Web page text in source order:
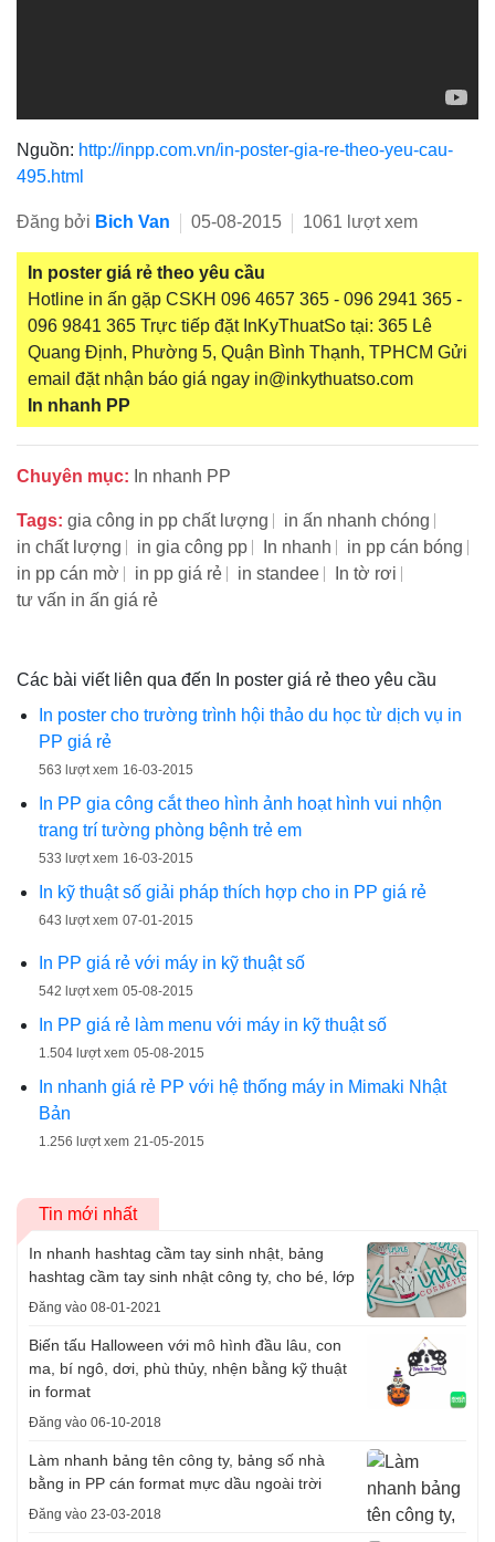
Nguồn: http://inpp.com.vn/in-poster-gia-re-theo-yeu-cau-
495.html
Đăng bởi Bich Van 05-08-2015 1061 lượt xem
In poster giá rẻ theo yêu cầu
Hotline in ấn gặp CSKH 096 4657 365 - 096 2941 365 -
096 9841 365 Trực tiếp đặt InKyThuatSo tại: 365 Lê
Quang Định, Phường 5, Quận Bình Thạnh, TPHCM Gửi
email đặt nhận báo giá ngay in@inkythuatso.com
In nhanh PP
Chuyên mục: In nhanh PP
Tags: gia công in pp chất lượng
in ấn nhanh chóng
in chất lượng
in gia công pp In nhanh
in pp cán bóng
in pp cán mờ
in pp giá rẻ in standee
In tờ rơi
tư vấn in ấn giá rẻ
Các bài viết liên qua đến In poster giá rẻ theo yêu cầu
In poster cho trường trình hội thảo du học từ dịch vụ in
PP giá rẻ
563 lượt xem 16-03-2015
In PP gia công cắt theo hình ảnh hoạt hình vui nhộn
trang trí tường phòng bệnh trẻ em
533 lượt xem 16-03-2015
In kỹ thuật số giải pháp thích hợp cho in PP giá rẻ
643 lượt xem 07-01-2015
In PP giá rẻ với máy in kỹ thuật số
542 lượt xem 05-08-2015
In PP giá rẻ làm menu với máy in kỹ thuật số
1.504 lượt xem 05-08-2015
In nhanh giá rẻ PP với hệ thống máy in Mimaki Nhật
Bản
1.256 lượt xem 21-05-2015
Tin mới nhất
In nhanh hashtag cầm tay sinh nhật, bảng
hashtag cầm tay sinh nhật công ty, cho bé, lớp
Đăng vào 08-01-2021
Biến tấu Halloween với mô hình đầu lâu, con
ma, bí ngô, dơi, phù thủy, nhện bằng kỹ thuật
in format
Đăng vào 06-10-2018
Làm nhanh bảng tên công ty, bảng số nhà
bằng in PP cán format mực dầu ngoài trời
Đăng vào 23-03-2018